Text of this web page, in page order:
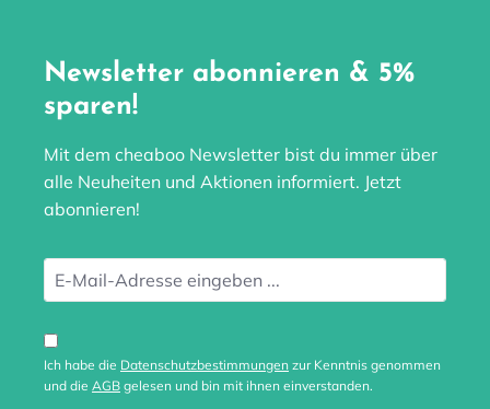
Newsletter abonnieren & 5%
sparen!
Mit dem cheaboo Newsletter bist du immer über
alle Neuheiten und Aktionen informiert. Jetzt
abonnieren!
Ich habe die Datenschutzbestimmungen zur Kenntnis genommen
und die AGB gelesen und bin mit ihnen einverstanden.